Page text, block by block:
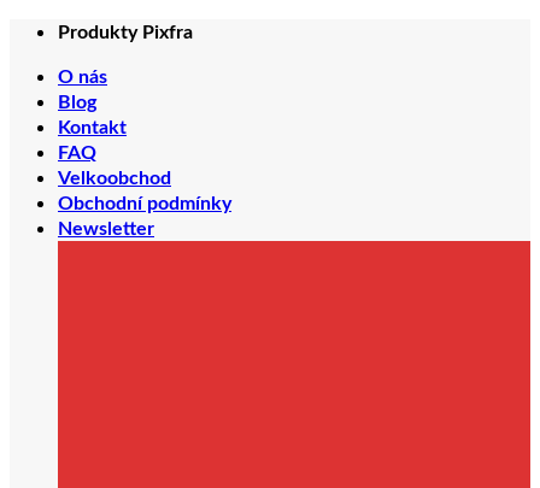
Přeskočit
obsah
Produkty Pixfra
O nás
Blog
Kontakt
FAQ
Velkoobchod
Obchodní podmínky
Newsletter